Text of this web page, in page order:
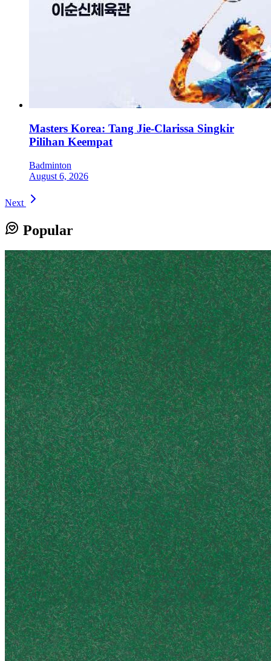
Masters Korea: Tang Jie-Clarissa Singkir
Pilihan Keempat
Badminton
August 6, 2026
Next
Popular